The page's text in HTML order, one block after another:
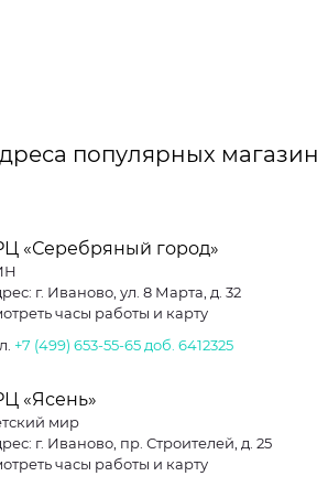
популярных
«Серебряный город»
г. Иваново, ул. 8 Марта, д. 32
часы работы и карту
+7 (499) 653-55-65 доб. 6412325
«Ясень»
мир
г. Иваново, пр. Строителей, д. 25
часы работы и карту